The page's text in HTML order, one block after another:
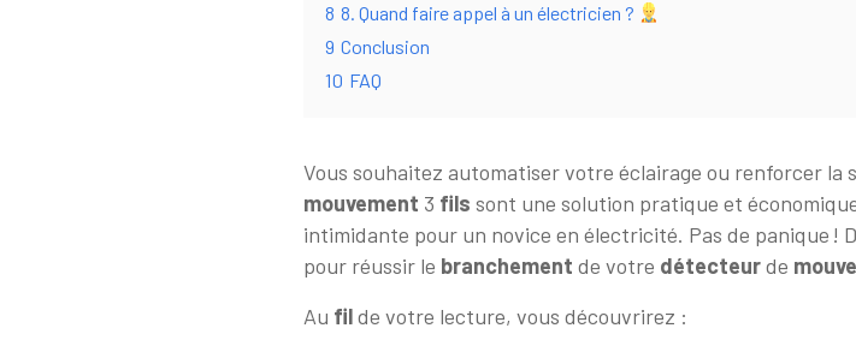
8 8. Quand faire appel à un électricien ?
9 Conclusion
10 FAQ
Vous souhaitez automatiser votre éclairage ou renforcer la
mouvement 3 fils sont une solution pratique et
intimidante pour un novice en électricité. Pas de panique !
pour réussir le branchement de votre détecteurde
Au filde votre lecture, vous découvrirez :